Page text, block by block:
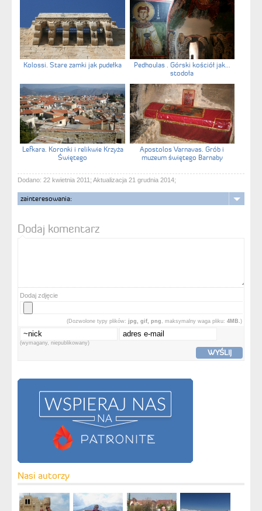
Kolossi. Stare zamki jak pudełka
Pedhoulas . Górski kościół jak...
stodoła
Lefkara. Koronki i relikwie Krzyża
Świętego
Apostolos Varnavas. Grób i
muzeum świętego Barnaby
Dodano: 22 kwietnia 2011; Aktualizacja 21 grudnia 2014;
zainteresowania:
Dodaj komentarz
Dodaj zdjęcie
(Dozwolone typy plików: jpg, gif, png , maksymalny waga pliku: 4MB. )
(wymagany, niepublikowany)
WYŚLIJ
Nasi autorzy